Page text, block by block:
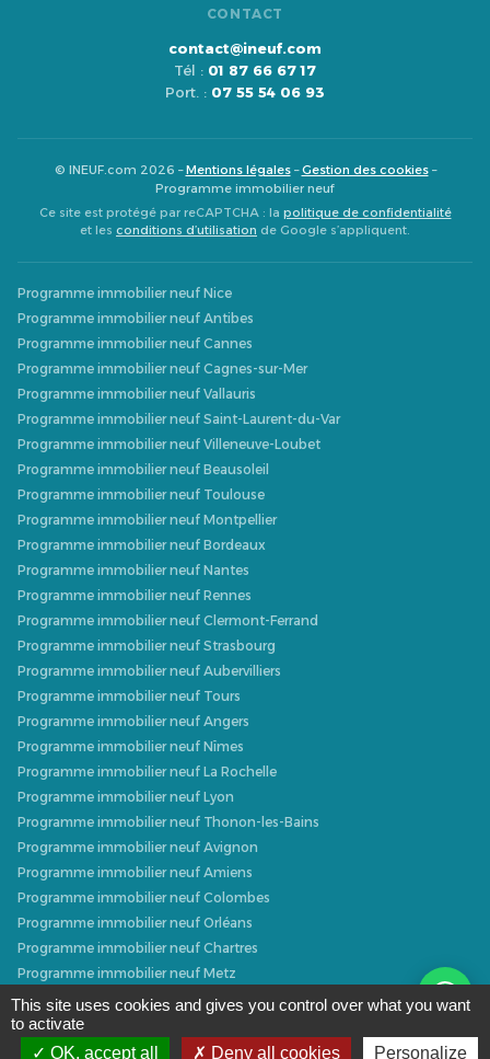
CONTACT
contact@ineuf.com
Tél : 01 87 66 67 17
Port. : 07 55 54 06 93
© INEUF.com 2026 –Mentions légales–Gestion des cookies–
Programme immobilier neuf
Ce site est protégé par reCAPTCHA : la politique de confidentialité
et les conditions d’utilisation de Google s’appliquent.
Programme immobilier neuf Nice
Programme immobilier neuf Antibes
Programme immobilier neuf Cannes
Programme immobilier neuf Cagnes-sur-Mer
Programme immobilier neuf Vallauris
Programme immobilier neuf Saint-Laurent-du-Var
Programme immobilier neuf Villeneuve-Loubet
Programme immobilier neuf Beausoleil
Programme immobilier neuf Toulouse
Programme immobilier neuf Montpellier
Programme immobilier neuf Bordeaux
Programme immobilier neuf Nantes
Programme immobilier neuf Rennes
Programme immobilier neuf Clermont-Ferrand
Programme immobilier neuf Strasbourg
Programme immobilier neuf Aubervilliers
Programme immobilier neuf Tours
Programme immobilier neuf Angers
Programme immobilier neuf Nîmes
Programme immobilier neuf La Rochelle
Programme immobilier neuf Lyon
Programme immobilier neuf Thonon-les-Bains
Programme immobilier neuf Avignon
Programme immobilier neuf Amiens
Programme immobilier neuf Colombes
Programme immobilier neuf Orléans
Programme immobilier neuf Chartres
Programme immobilier neuf Metz
Programme immobilier neuf Caen
Programme immobilier neuf Dijon
Programme immobilier neuf Villeurbanne
This site uses cookies and gives you control over what you want
to activate
OK, accept all
Deny all cookies Personalize